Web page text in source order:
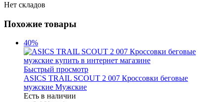
Нет складов
Похожие товары
40%
Быстрый просмотр
ASICS TRAIL SCOUT 2 007 Кроссовки беговые
мужские Мужские
Есть в наличии